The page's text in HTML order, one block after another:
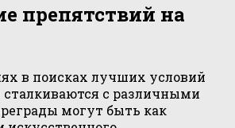
препятствий на
в поисках лучших условий
с различными
могут быть как